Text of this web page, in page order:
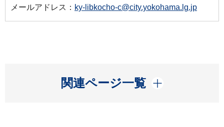
メールアドレス： ky-libkocho-c@city.yokohama.lg.jp
関連ページ一覧
開く